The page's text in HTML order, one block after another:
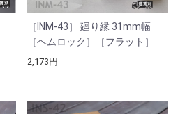
［INM-43］ 廻り縁 31mm幅
［ヘムロック］［フラット］
2,173円